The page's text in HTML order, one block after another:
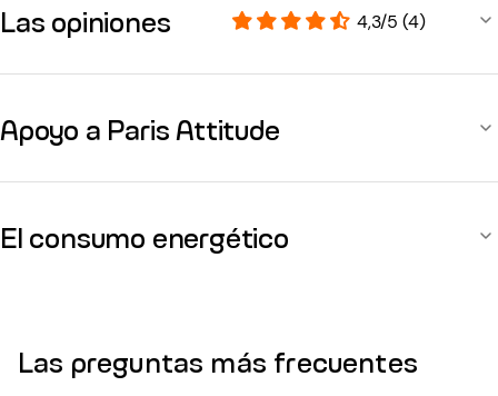
Las opiniones 4,3/5 (4)
Apoyo a Paris Attitude
El consumo energético
Las preguntas más frecuentes